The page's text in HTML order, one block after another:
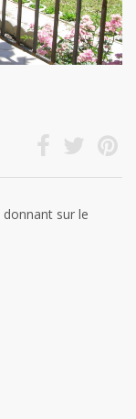
donnant sur le